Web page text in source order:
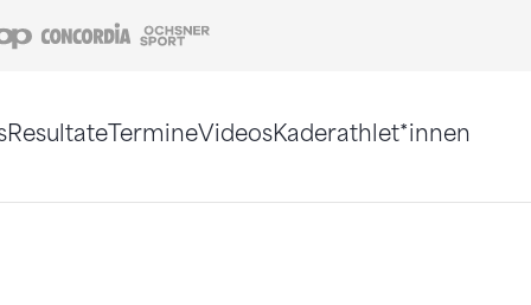
Coop Concordia
ResultateTermineVideosKaderathlet*innen